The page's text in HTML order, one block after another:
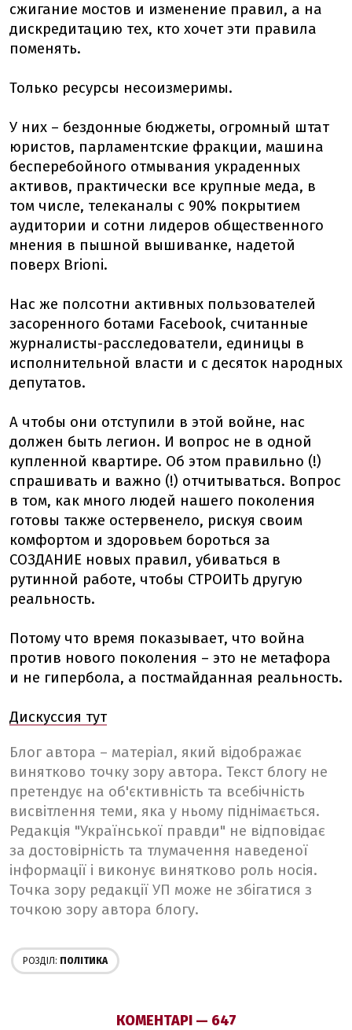
сжигание мостов и изменение правил, а на
дискредитацию тех, кто хочет эти правила
поменять.
Только ресурсы несоизмеримы.
У них – бездонные бюджеты, огромный штат
юристов, парламентские фракции, машина
бесперебойного отмывания украденных
активов, практически все крупные меда, в
том числе, телеканалы с 90% покрытием
аудитории и сотни лидеров общественного
мнения в пышной вышиванке, надетой
поверх Brioni.
Нас же полсотни активных пользователей
засоренного ботами Facebook, считанные
журналисты-расследователи, единицы в
исполнительной власти и с десяток народных
депутатов.
А чтобы они отступили в этой войне, нас
должен быть легион. И вопрос не в одной
купленной квартире. Об этом правильно (!)
спрашивать и важно (!) отчитываться. Вопрос
в том, как много людей нашего поколения
готовы также остервенело, рискуя своим
комфортом и здоровьем бороться за
СОЗДАНИЕ новых правил, убиваться в
рутинной работе, чтобы СТРОИТЬ другую
реальность.
Потому что время показывает, что война
против нового поколения – это не метафора
и не гипербола, а постмайданная реальность.
Дискуссия тут
Блог автора – матеріал, який відображає
винятково точку зору автора. Текст блогу не
претендує на об'єктивність та всебічність
висвітлення теми, яка у ньому піднімається.
Редакція "Української правди" не відповідає
за достовірність та тлумачення наведеної
інформації і виконує винятково роль носія.
Точка зору редакції УП може не збігатися з
точкою зору автора блогу.
РОЗДІЛ: ПОЛІТИКА
КОМЕНТАРІ — 647